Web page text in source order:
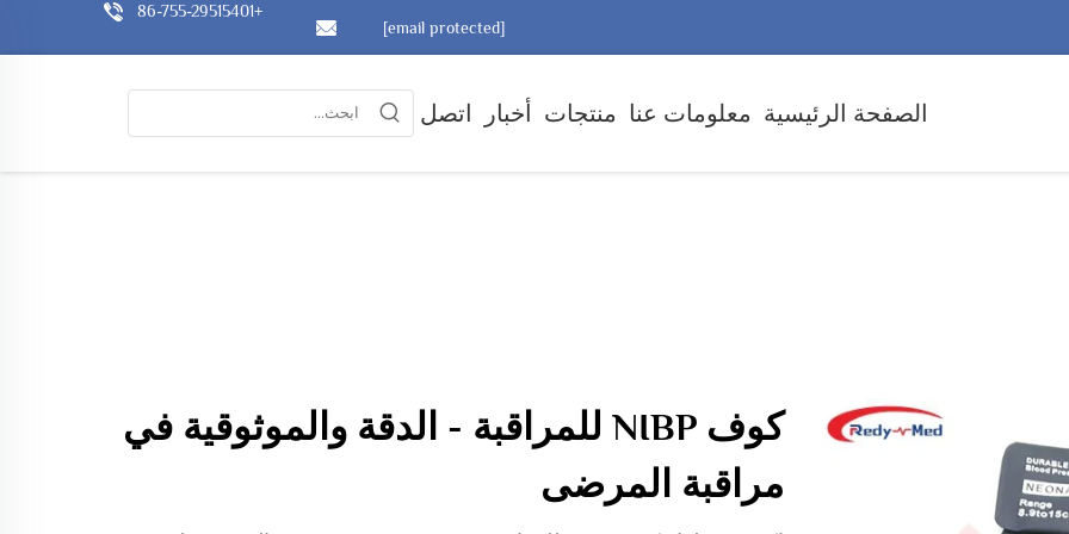
+86-755-29515401
[email protected]
الصفحة الرئيسية معلومات عنا منتجات أخبار اتصل
كوف NIBP للمراقبة - الدقة والموثوقية في
مراقبة المرضى